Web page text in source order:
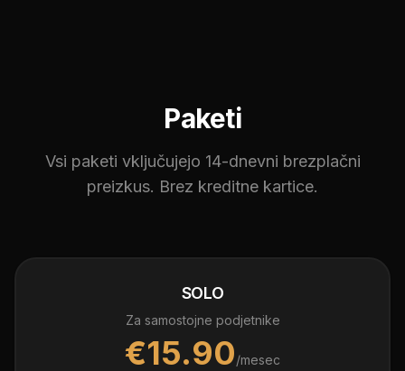
Paketi
Vsi paketi vključujejo 14-dnevni brezplačni
preizkus. Brez kreditne kartice.
SOLO
Za samostojne podjetnike
€15.90/mesec